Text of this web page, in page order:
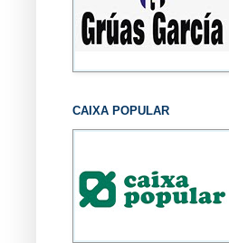
CAIXA POPULAR